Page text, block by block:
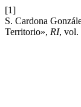
[1]
S. Cardona
Territorio», RI, vol.